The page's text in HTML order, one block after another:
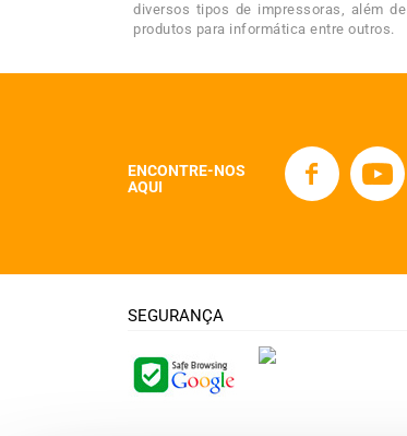
diversos tipos de impressoras, além de
produtos para informática entre outros.
ENCONTRE-NOS
AQUI
SEGURANÇA